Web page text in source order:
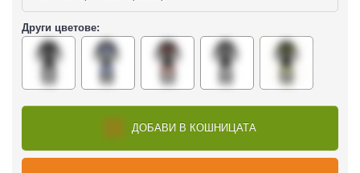
ЕКИПИРОВКА
Други цветове:
ДОБАВИ В КОШНИЦАТА